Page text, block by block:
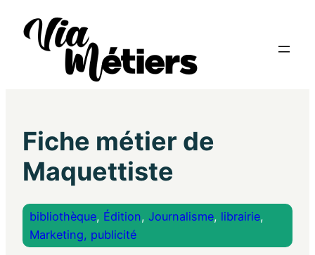
Fiche métier de
Maquettiste
bibliothèque, Édition, Journalisme, librairie
Marketing, publicité